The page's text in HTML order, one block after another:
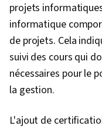
projets
informatique
de projets. Cela
suivi des cours qui
nécessaires pour le
la gestion.
L'ajout de